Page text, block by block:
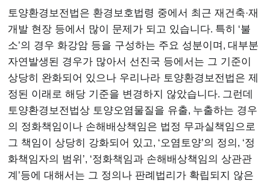
토양환경보전법은 환경보호법령 중에서 최근 재건축·재
개발 현장 등에서 많이 문제가 되고 있습니다. 특히 ‘불
소’의 경우 화강암 등을 구성하는 주요 성분이며 , 대부분
자연발생된 경우가 많아서 선진국 등에서는 그 기준이
상당히 완화되어 있으나 우리나라 토양환경보전법은 제
정된 이래로 해당 기준을 변경하지 않았습니다. 그런데
토양환경보전법상 토양오염물질을 유출, 누출하는 경우
의 정화책임이나 손해배상책임은 법정 무과실책임으로
그 책임이 상당히 강화되어 있고, ‘오염토양’의 정의 , ‘정
화책임자의 범위 ’, ‘정화책임과 손해배상책임의 상관관
계 ’등에 대해서는 그 정의나 판례법리가 확립되지 않은